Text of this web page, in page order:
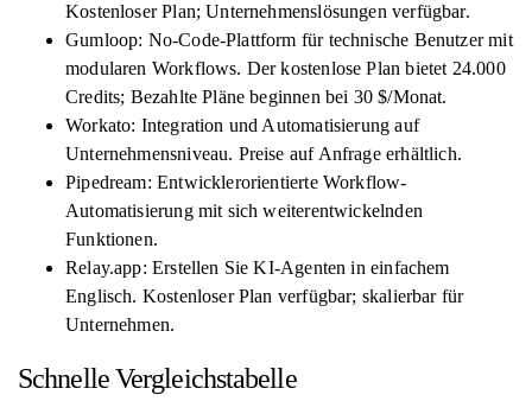
Kostenloser Plan; Unternehmenslösungen verfügbar.
Gumloop: No-Code-Plattform für technische Benutzer mit
modularen Workflows. Der kostenlose Plan bietet 24.000
Credits; Bezahlte Pläne beginnen bei 30 $/Monat.
Workato: Integration und Automatisierung auf
Unternehmensniveau. Preise auf Anfrage erhältlich.
Pipedream: Entwicklerorientierte Workflow-
Automatisierung mit sich weiterentwickelnden
Funktionen.
Relay.app: Erstellen Sie KI-Agenten in einfachem
Englisch. Kostenloser Plan verfügbar; skalierbar für
Unternehmen.
Schnelle Vergleichstabelle